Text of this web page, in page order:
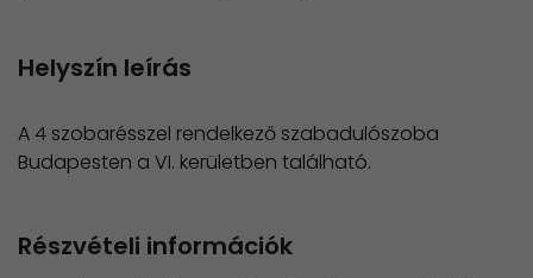
Helyszín leírás
A 4 szobarésszel rendelkező szabadulószoba
Budapesten a VI. kerületben található.
Részvételi információk